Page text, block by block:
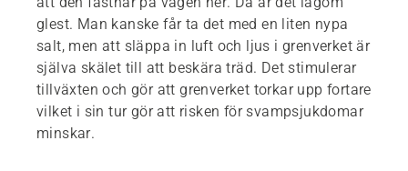
glest. Man kanske får ta det med en liten nypa
salt, men att släppa in luft och ljus i grenverket är
själva skälet till att beskära träd. Det stimulerar
tillväxten och gör att grenverket torkar upp fortare
vilket i sin tur gör att risken för svampsjukdomar
minskar.